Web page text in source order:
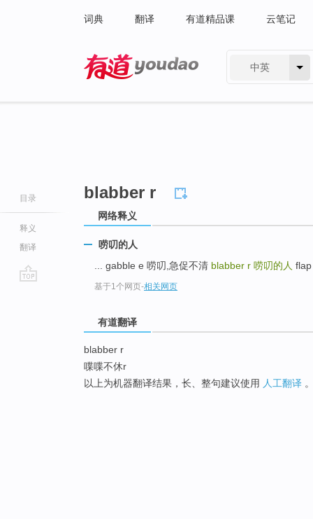
词典 翻译 有道精品课 云笔记
中英
目录
释义
翻译
blabber r
网络释义
唠叨的人
... gabble e 唠叨,急促不清 blabber r 唠叨的人
基于1个网页-相关网页
有道翻译
blabber r
喋喋不休r
以上为机器翻译结果，长、整句建议使用 人工翻译